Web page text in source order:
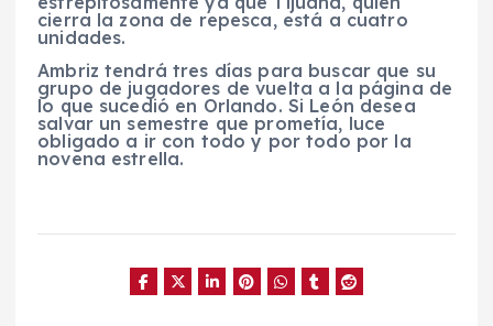
cierra la zona de repesca, está a cuatro
unidades.
Ambriz tendrá tres días para buscar que su
grupo de jugadores de vuelta a la página de
lo que sucedió en Orlando. Si León desea
salvar un semestre que prometía, luce
obligado a ir con todo y por todo por la
novena estrella.